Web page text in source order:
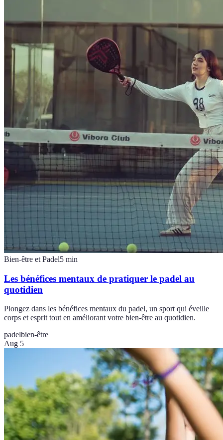
Bien-être et Padel5 min
Les bénéfices mentaux de pratiquer le padel au
quotidien
Plongez dans les bénéfices mentaux du padel, un sport qui éveille
corps et esprit tout en améliorant votre bien-être au quotidien.
padelbien-être
Aug 5